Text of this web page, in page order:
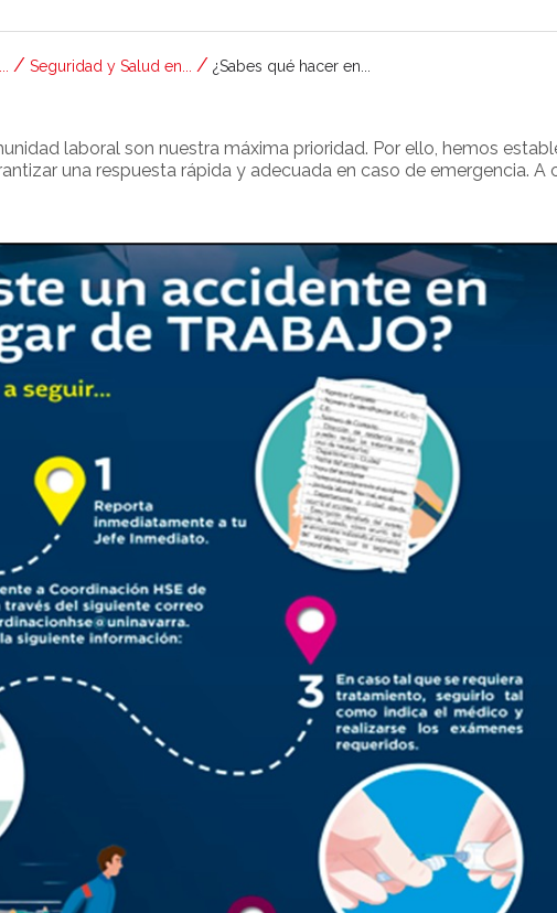
/ Seguridad y Salud en... / ¿Sabes qué hacer en...
laboral son nuestra máxima prioridad. Por ello, hemos
una respuesta rápida y adecuada en caso de emergencia. A